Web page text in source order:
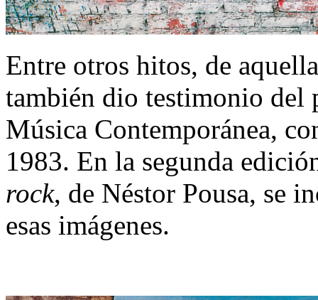
Entre otros hitos, de
también dio testimonio del
Música Contemporánea,
1983. En la segunda
rock, de Néstor Pousa, se
esas imágenes.